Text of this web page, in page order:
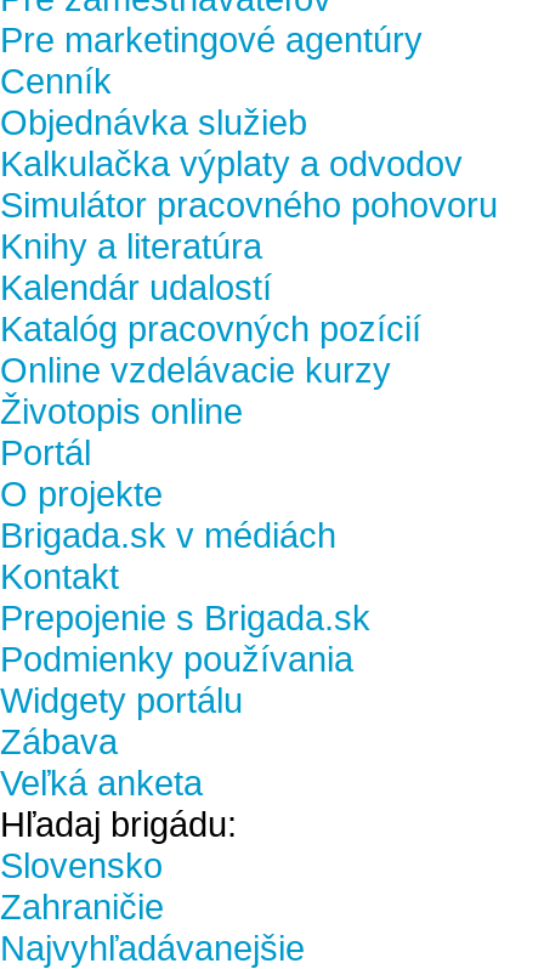
Pre marketingové agentúry
Cenník
Objednávka služieb
Kalkulačka výplaty a odvodov
Simulátor pracovného pohovoru
Knihy a literatúra
Kalendár udalostí
Katalóg pracovných pozícií
Online vzdelávacie kurzy
Životopis online
Portál
O projekte
Brigada.sk v médiách
Kontakt
Prepojenie s Brigada.sk
Podmienky používania
Widgety portálu
Zábava
Veľká anketa
Hľadaj brigádu:
Slovensko
Zahraničie
Najvyhľadávanejšie